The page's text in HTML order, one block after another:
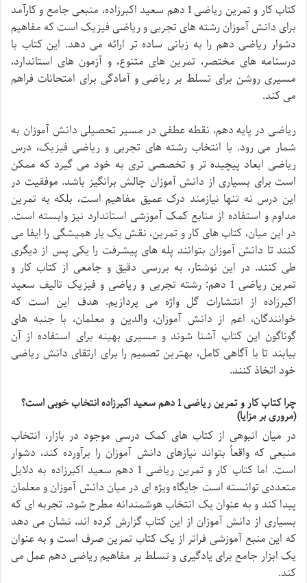
کتاب کار و تمرین ریاضی 1 دهم سعید اکبرزاده، منبعی جامع و کارآمد
برای دانش آموزان رشته های تجربی و ریاضی فیزیک است که مفاهیم
دشوار ریاضی دهم را به زبانی ساده تر ارائه می دهد. این کتاب با
درسنامه های مختصر، تمرین های متنوع، و آزمون های استاندارد،
مسیری روشن برای تسلط بر ریاضی و آمادگی برای امتحانات فراهم
می کند.
ریاضی در پایه دهم، نقطه عطفی در مسیر تحصیلی دانش آموزان به
شمار می رود. با انتخاب رشته های تجربی و ریاضی فیزیک، درس
ریاضی ابعاد پیچیده تر و تخصصی تری به خود می گیرد که ممکن
است برای بسیاری از دانش آموزان چالش برانگیز باشد. موفقیت در
این درس نه تنها نیازمند درک عمیق مفاهیم است، بلکه به تمرین
مداوم و استفاده از منابع کمک آموزشی استاندارد نیز وابسته است.
در این میان، کتاب های کار و تمرین، نقش یک یار همیشگی را ایفا می
کنند تا دانش آموزان بتوانند پله های پیشرفت را یکی پس از دیگری
طی کنند. در این نوشتار، به بررسی دقیق و جامعی از کتاب کار و
تمرین ریاضی 1 دهم: رشته تجربی و ریاضی و فیزیک تالیف سعید
اکبرزاده از انتشارات گل واژه می پردازیم. هدف این است که
خوانندگان، اعم از دانش آموزان، والدین و معلمان، با جنبه های
گوناگون این کتاب آشنا شوند و مسیری بهینه برای استفاده از آن
بیابند تا با آگاهی کامل، بهترین تصمیم را برای ارتقای دانش ریاضی
خود اتخاذ کنند.
چرا کتاب کار و تمرین ریاضی 1 دهم سعید اکبرزاده انتخاب خوبی است؟
(مروری بر مزایا)
در میان انبوهی از کتاب های کمک درسی موجود در بازار، انتخاب
منبعی که واقعاً بتواند نیازهای دانش آموزان را برآورده کند، دشوار
است. اما کتاب کار و تمرین ریاضی 1 دهم سعید اکبرزاده به دلایل
متعددی توانسته است جایگاه ویژه ای در میان دانش آموزان و معلمان
پیدا کند و به عنوان یک انتخاب هوشمندانه مطرح شود. تجربه ای که
بسیاری از دانش آموزان از این کتاب گزارش کرده اند، نشان می دهد
که این منبع آموزشی فراتر از یک کتاب تمرین صرف است و به عنوان
یک ابزار جامع برای یادگیری و تسلط بر مفاهیم ریاضی دهم عمل می
کند.